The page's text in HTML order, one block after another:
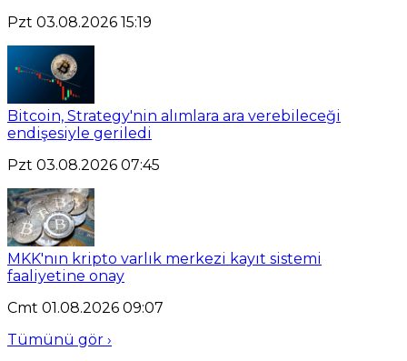
Pzt 03.08.2026 15:19
Bitcoin, Strategy'nin alımlara ara verebileceği
endişesiyle geriledi
Pzt 03.08.2026 07:45
MKK'nın kripto varlık merkezi kayıt sistemi
faaliyetine onay
Cmt 01.08.2026 09:07
Tümünü gör ›